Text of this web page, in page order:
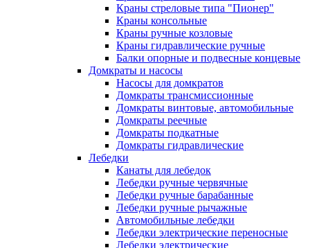
Краны стреловые типа "Пионер"
Краны консольные
Краны ручные козловые
Краны гидравлические ручные
Балки опорные и подвесные концевые
Домкраты и насосы
Насосы для домкратов
Домкраты трансмиссионные
Домкраты винтовые, автомобильные
Домкраты реечные
Домкраты подкатные
Домкраты гидравлические
Лебедки
Канаты для лебедок
Лебедки ручные червячные
Лебедки ручные барабанные
Лебедки ручные рычажные
Автомобильные лебедки
Лебедки электрические переносные
Лебедки электрические